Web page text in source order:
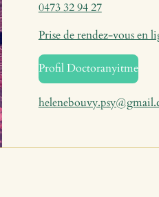
0473 32 94 27
Prise de rendez-vous en
Profil Doctoranyitme